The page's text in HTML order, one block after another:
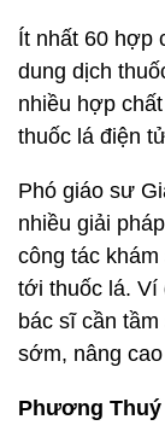
Ít nhất 60 hợp
dung dịch
nhiều hợp
thuốc lá điện
Phó giáo sư
nhiều giải
công tác
tới thuốc lá. Ví
bác sĩ cần
sớm, nâng
Phương Thuý